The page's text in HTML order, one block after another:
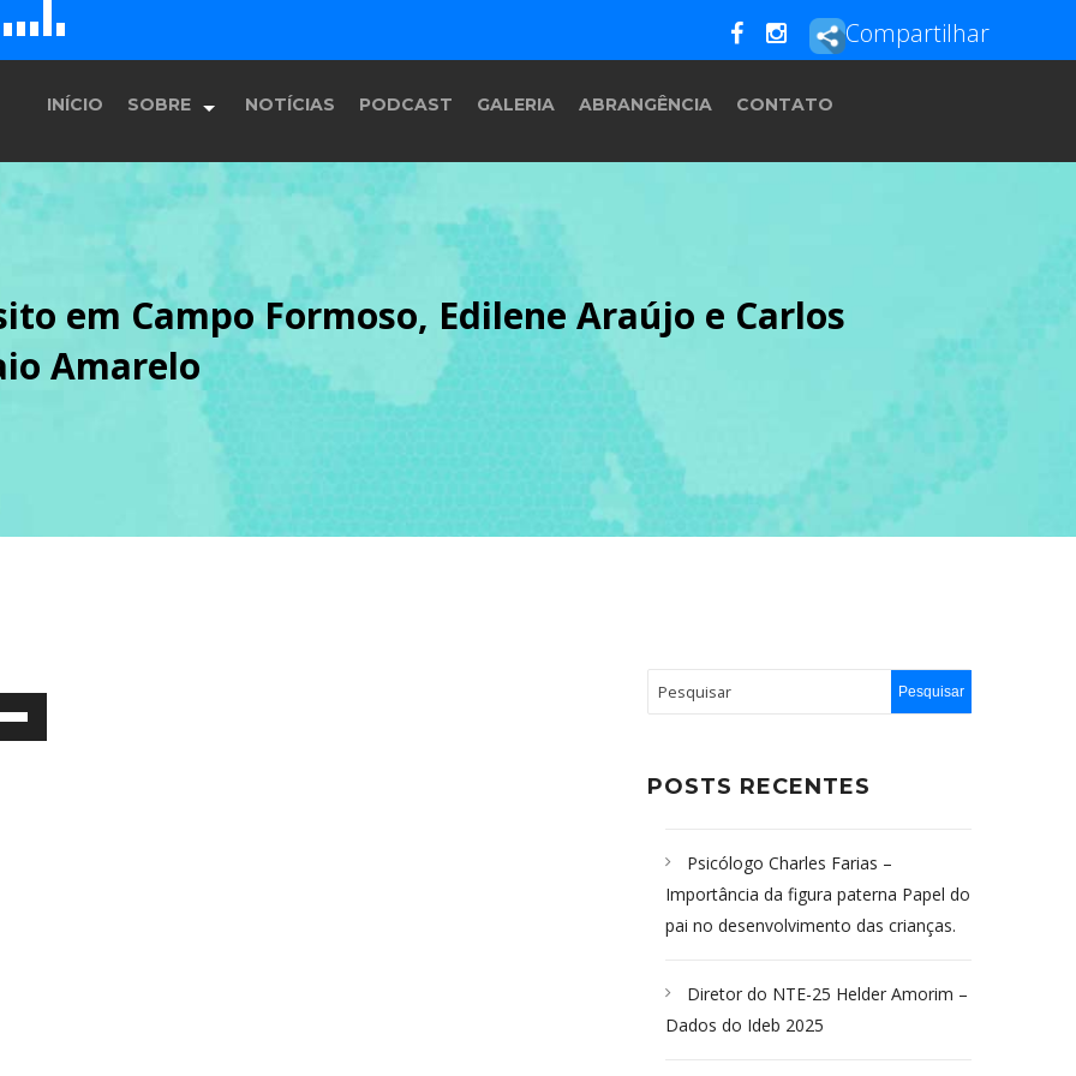
D
E F G Compartilhar
INÍCIO SOBRE
História
Equipe
Programação
NOTÍCIAS PODCAST GALERIA ABRANGÊNCIA CONTATO
em Campo Formoso, Edilene Araújo e Carlos
Amarelo
POSTS RECENTES
Psicólogo Charles Farias –
Importância da figura paterna Papel do
pai no desenvolvimento das crianças.
Diretor do NTE-25 Helder Amorim –
Dados do Ideb 2025